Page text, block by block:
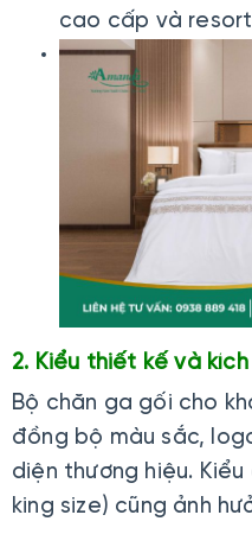
cao cấp và
2. Kiểu thiết kế và
Bộ chăn ga gối cho
đồng bộ màu sắc,
diện thương hiệu.
king size) cũng ảnh